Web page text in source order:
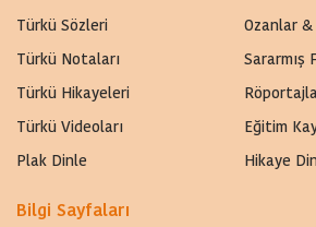
Türkü Sözleri
Ozanlar
Türkü Notaları
Türkü Hikayeleri
Türkü Videoları
Eğitim
Plak Dinle
Hikaye
Bilgi Sayfaları